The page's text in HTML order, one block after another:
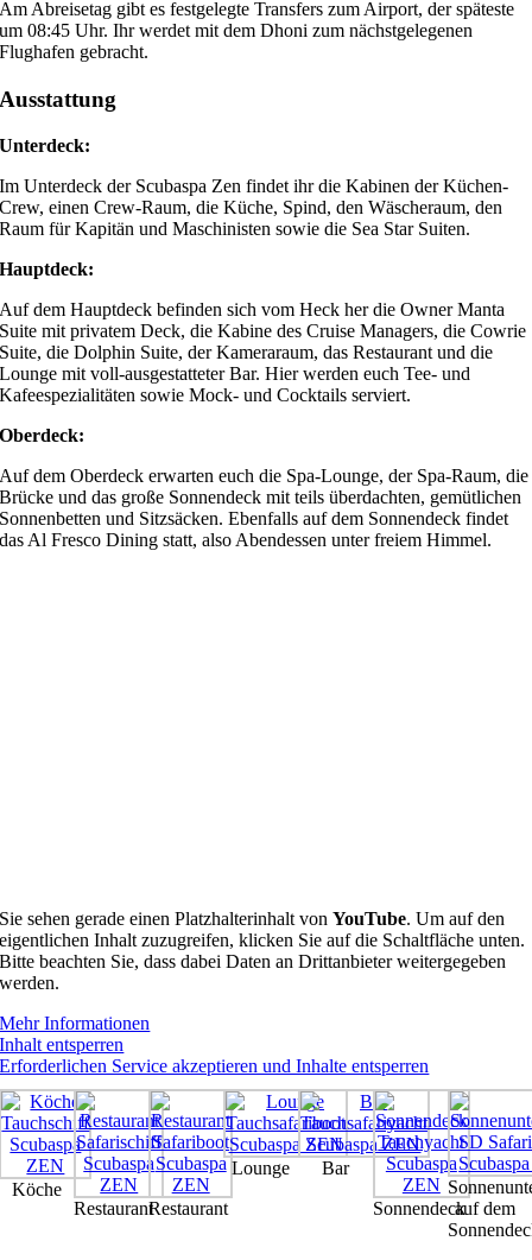
Am Abreisetag gibt es festgelegte Transfers zum Airport, der späteste
um 08:45 Uhr. Ihr werdet mit dem Dhoni zum nächstgelegenen
Flughafen gebracht.
Ausstattung
Unterdeck:
Im Unterdeck der Scubaspa Zen findet ihr die Kabinen der Küchen-
Crew, einen Crew-Raum, die Küche, Spind, den Wäscheraum, den
Raum für Kapitän und Maschinisten sowie die Sea Star Suiten.
Hauptdeck:
Auf dem Hauptdeck befinden sich vom Heck her die Owner Manta
Suite mit privatem Deck, die Kabine des Cruise Managers, die Cowrie
Suite, die Dolphin Suite, der Kameraraum, das Restaurant und die
Lounge mit voll-ausgestatteter Bar. Hier werden euch Tee- und
Kafeespezialitäten sowie Mock- und Cocktails serviert.
Oberdeck:
Auf dem Oberdeck erwarten euch die Spa-Lounge, der Spa-Raum, die
Brücke und das große Sonnendeck mit teils überdachten, gemütlichen
Sonnenbetten und Sitzsäcken. Ebenfalls auf dem Sonnendeck findet
das Al Fresco Dining statt, also Abendessen unter freiem Himmel.
Sie sehen gerade einen Platzhalterinhalt vonYouTube. Um auf den
eigentlichen Inhalt zuzugreifen, klicken Sie auf die Schaltfläche unten.
Bitte beachten Sie, dass dabei Daten an Drittanbieter weitergegeben
werden.
Mehr Informationen
Inhalt entsperren
Erforderlichen Service akzeptieren und Inhalte entsperren
Köche
RestaurantRestaurant
Lounge
Bar
Sonnendeckauf dem